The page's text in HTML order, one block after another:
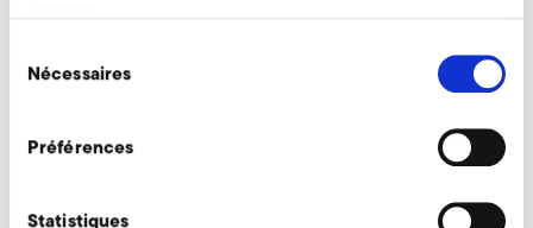
duNécessaires
Préférences
Statistiques
AirKnife Demander